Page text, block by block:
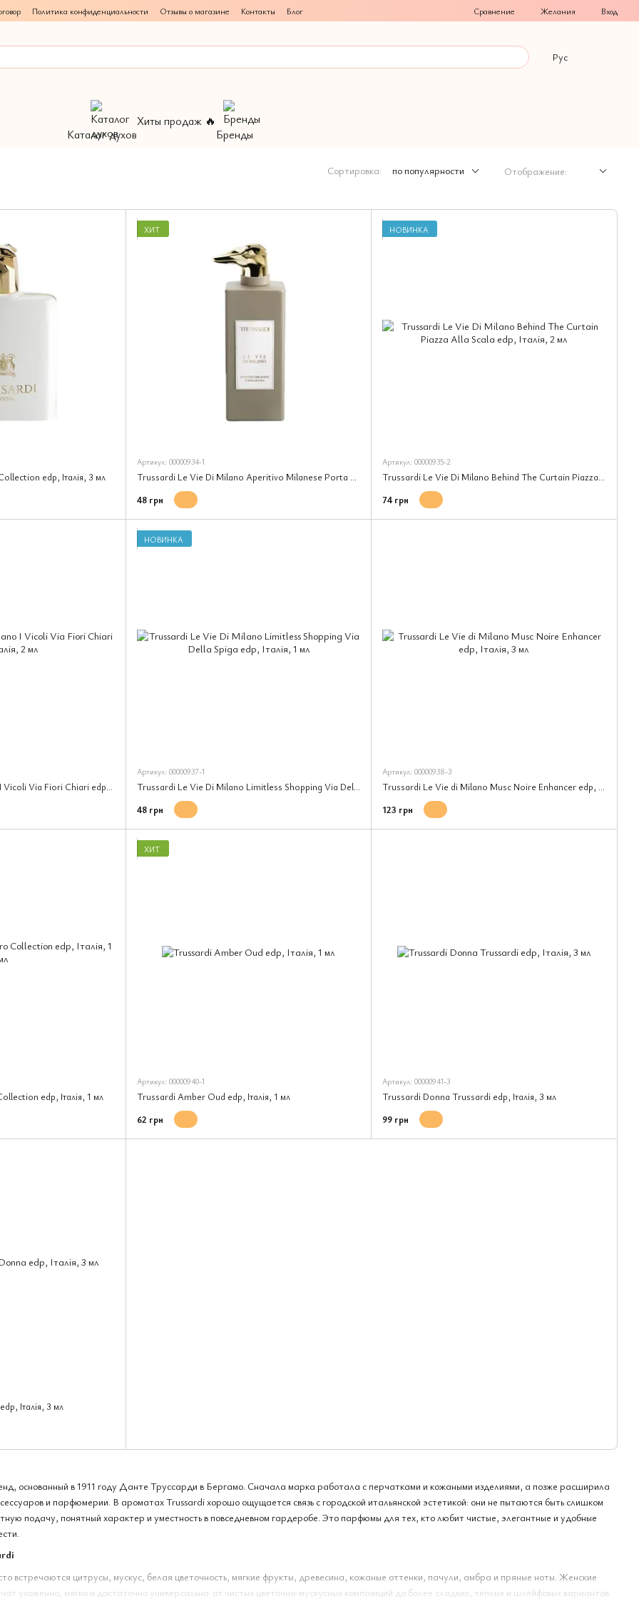
Политика конфиденциальности Отзывы о магазине Контакты Блог Сравнение Желания Вход
Рус
Каталог духов
Хиты продаж 🔥
Бренды
Сортировка: по популярности Отображение:
основанный в 1911 году Данте Труссарди в Бергамо. Сначала марка работала с перчатками и кожаными изделиями, а позже расширила
и парфюмерии. В ароматах Trussardi хорошо ощущается связь с городской итальянской эстетикой: они не пытаются быть слишком
подачу, понятный характер и уместность в повседневном гардеробе. Это парфюмы для тех, кто любит чистые, элегантные и удобные
встречаются цитрусы, мускус, белая цветочность, мягкие фрукты, древесина, кожаные оттенки, пачули, амбра и пряные ноты. Женские
ухоженно, мягко и достаточно универсально: от чистых цветочно-мускусных композиций до более сладких, теплых и шлейфовых вариантов.
edp, Італія, 3 мл
ХИТ
Артикул: 00000934-1
Trussardi Le Vie Di Milano Aperitivo Milanese Porta Nuova edp, Італія, 1 мл
48 грн
НОВИНКА
Артикул: 00000935-2
Trussardi Le Vie Di Milano Behind The Curtain Piazza Alla Scala edp, Італія, 2 мл
74 грн
Trussardi Le Vie di Milano I Vicoli Via Fiori Chiari edp, Італія, 2 мл
НОВИНКА
Артикул: 00000937-1
Trussardi Le Vie Di Milano Limitless Shopping Via Della Spiga edp, Італія, 1 мл
48 грн
Артикул: 00000938-3
Trussardi Le Vie di Milano Musc Noire Enhancer edp, Італія, 3 мл
123 грн
edp, Італія, 1 мл
ХИТ
Артикул: 00000940-1
Trussardi Amber Oud edp, Італія, 1 мл
62 грн
Артикул: 00000941-3
Trussardi Donna Trussardi edp, Італія, 3 мл
99 грн
Італія, 3 мл